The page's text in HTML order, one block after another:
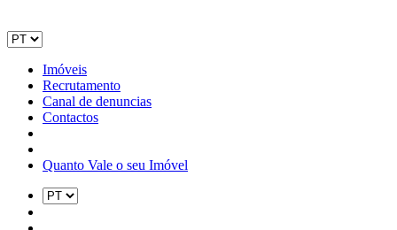
Imóveis
Recrutamento
Canal de denuncias
Contactos
Quanto Vale o seu Imóvel